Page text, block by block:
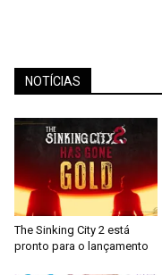
NOTÍCIAS
The Sinking City 2 está
pronto para o lançamento